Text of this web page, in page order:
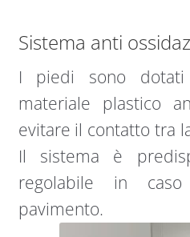
Sistema anti
I piedi sono
materiale plastico
evitare il contatto tra
Il sistema è
regolabile in
pavimento.